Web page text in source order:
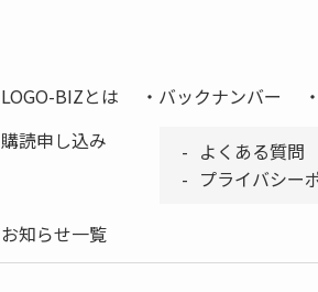
LOGO-BIZとは バックナンバー
購読申し込み
よくある質問
プライバシー
お知らせ一覧